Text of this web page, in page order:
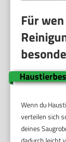
Für
Wenn du
verteilen sich
deines